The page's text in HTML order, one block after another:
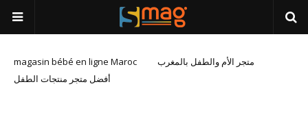
magasin bébé en ligne Maroc
متجر الأم والطفل بالمغرب
أفضل متجر منتجات الطفل